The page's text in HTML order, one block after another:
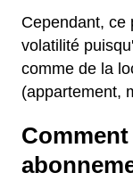
Cependant, ce
volatilité
comme de la
(appartement,